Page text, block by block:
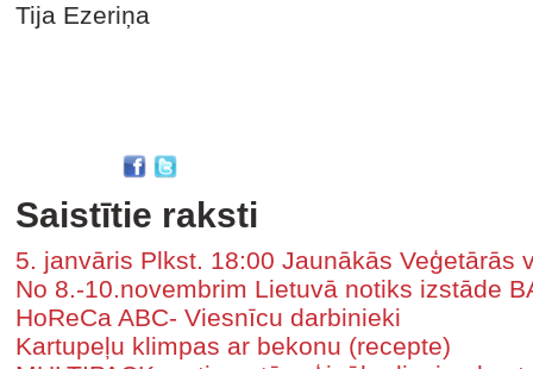
Tija Ezeriņa
Saistītie raksti
5. janvāris Plkst. 18:00 Jaunākās Veģetārās
No 8.-10.novembrim Lietuvā notiks izstāde
HoReCa ABC- Viesnīcu darbinieki
Kartupeļu klimpas ar bekonu (recepte)